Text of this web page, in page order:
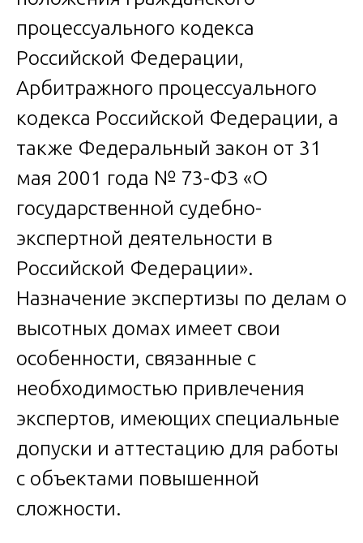
процессуального кодекса
Российской Федерации,
Арбитражного процессуального
кодекса Российской Федерации, а
также Федеральный закон от 31
мая 2001 года № 73-ФЗ «О
государственной судебно-
экспертной деятельности в
Российской Федерации».
Назначение экспертизы по делам о
высотных домах имеет свои
особенности, связанные с
необходимостью привлечения
экспертов, имеющих специальные
допуски и аттестацию для работы
с объектами повышенной
сложности.